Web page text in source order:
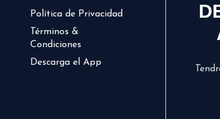
Política de Privacidad
Términos &
Condiciones
Descarga el App